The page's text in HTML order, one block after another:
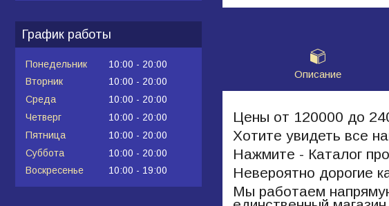
Описание
Цены от 120000 до
Хотите увидеть все
Нажмите - Каталог
Невероятно дорогие
Мы работаем
График работы
Понедельник 10:00
20:00
Вторник
10:00
20:00
Среда
10:00
20:00
Четверг
10:00
20:00
Пятница
10:00
20:00
Суббота
10:00
20:00
Воскресенье
10:00 19:00